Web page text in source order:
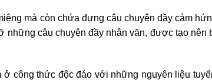
mà còn chứa đựng câu chuyện đầy cảm
câu chuyện đầy nhân văn, được tạo nên
ở công thức độc đáo với những nguyên liệu